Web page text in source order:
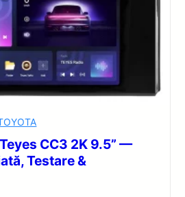
CC3 2K 9.5” —
Testare &